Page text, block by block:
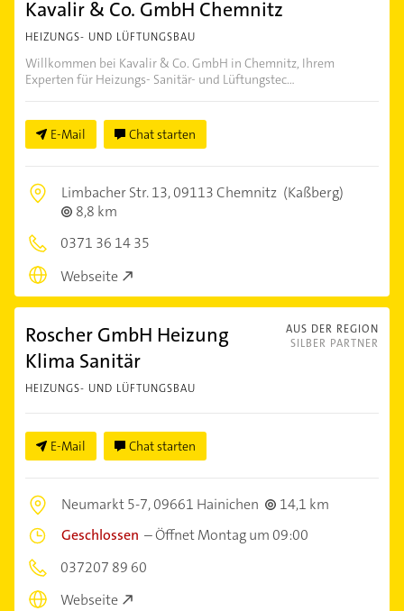
Kavalir & Co. GmbH Chemnitz
HEIZUNGS- UND LÜFTUNGSBAU
Willkommen bei Kavalir & Co. GmbH in Chemnitz, Ihrem
Experten für Heizungs- Sanitär- und Lüftungstec...
E-Mail Chat starten
Limbacher Str. 13,09113 Chemnitz (Kaßberg)
8,8 km
0371 36 14 35
Webseite
AUS DER REGION
SILBER PARTNER
Roscher GmbH Heizung
Klima Sanitär
HEIZUNGS- UND LÜFTUNGSBAU
E-Mail Chat starten
Neumarkt 5-7,09661 Hainichen
14,1 km
Geschlossen –Öffnet Montag um 09:00
037207 89 60
Webseite